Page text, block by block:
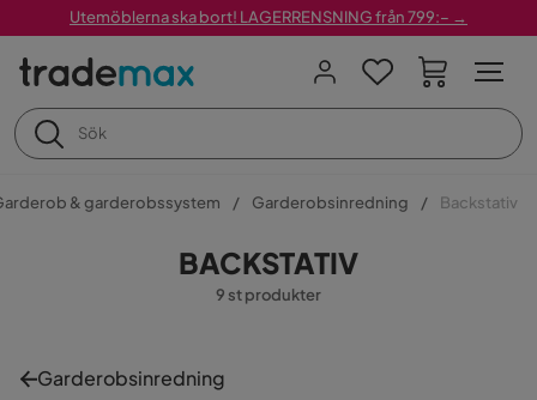
Utemöblerna ska bort! LAGERRENSNING från 799:– →
& garderobssystem Garderobsinredning Backstativ
BACKSTATIV
9 st produkter
Garderobsinredning